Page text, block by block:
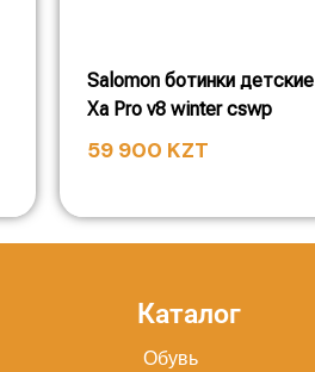
Salomon ботинки детские
Xa Pro v8 winter cswp
59 900 KZT
Каталог
Обувь